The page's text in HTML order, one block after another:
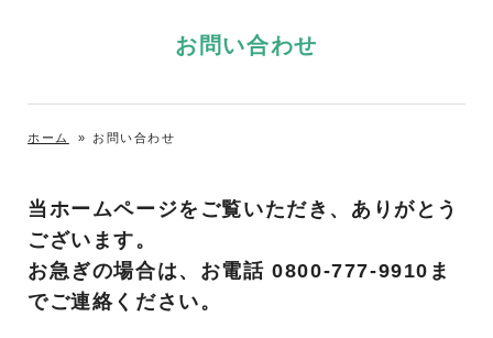
お問い合わせ
ホーム » お問い合わせ
当ホームページをご覧いただき、ありがとう
ございます。
お急ぎの場合は、お電話 0800-777-9910ま
でご連絡ください。